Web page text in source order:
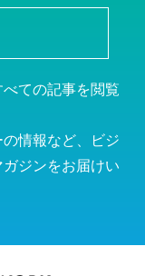
ての記事を閲覧
情報など、ビジ
ジンをお届けい